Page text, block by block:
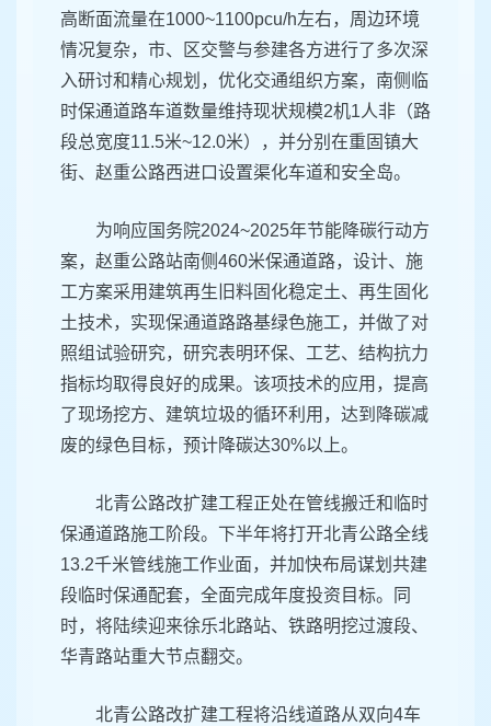
高断面流量在1000~1100pcu/h左右，周边环境
情况复杂，市、区交警与参建各方进行了多次深
入研讨和精心规划，优化交通组织方案，南侧临
时保通道路车道数量维持现状规模2机1人非（路
段总宽度11.5米~12.0米），并分别在重固镇大
街、赵重公路西进口设置渠化车道和安全岛。
为响应国务院2024~2025年节能降碳行动方
案，赵重公路站南侧460米保通道路，设计、施
工方案采用建筑再生旧料固化稳定土、再生固化
土技术，实现保通道路路基绿色施工，并做了对
照组试验研究，研究表明环保、工艺、结构抗力
指标均取得良好的成果。该项技术的应用，提高
了现场挖方、建筑垃圾的循环利用，达到降碳减
废的绿色目标，预计降碳达30%以上。
北青公路改扩建工程正处在管线搬迁和临时
保通道路施工阶段。下半年将打开北青公路全线
13.2千米管线施工作业面，并加快布局谋划共建
段临时保通配套，全面完成年度投资目标。同
时，将陆续迎来徐乐北路站、铁路明挖过渡段、
华青路站重大节点翻交。
北青公路改扩建工程将沿线道路从双向4车